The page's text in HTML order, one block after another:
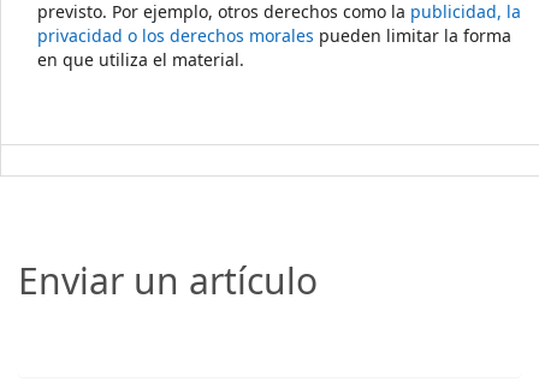
previsto. Por ejemplo, otros derechos como la publicidad, la
privacidad o los derechos morales pueden limitar la forma
en que utiliza el material.
Enviar un artículo